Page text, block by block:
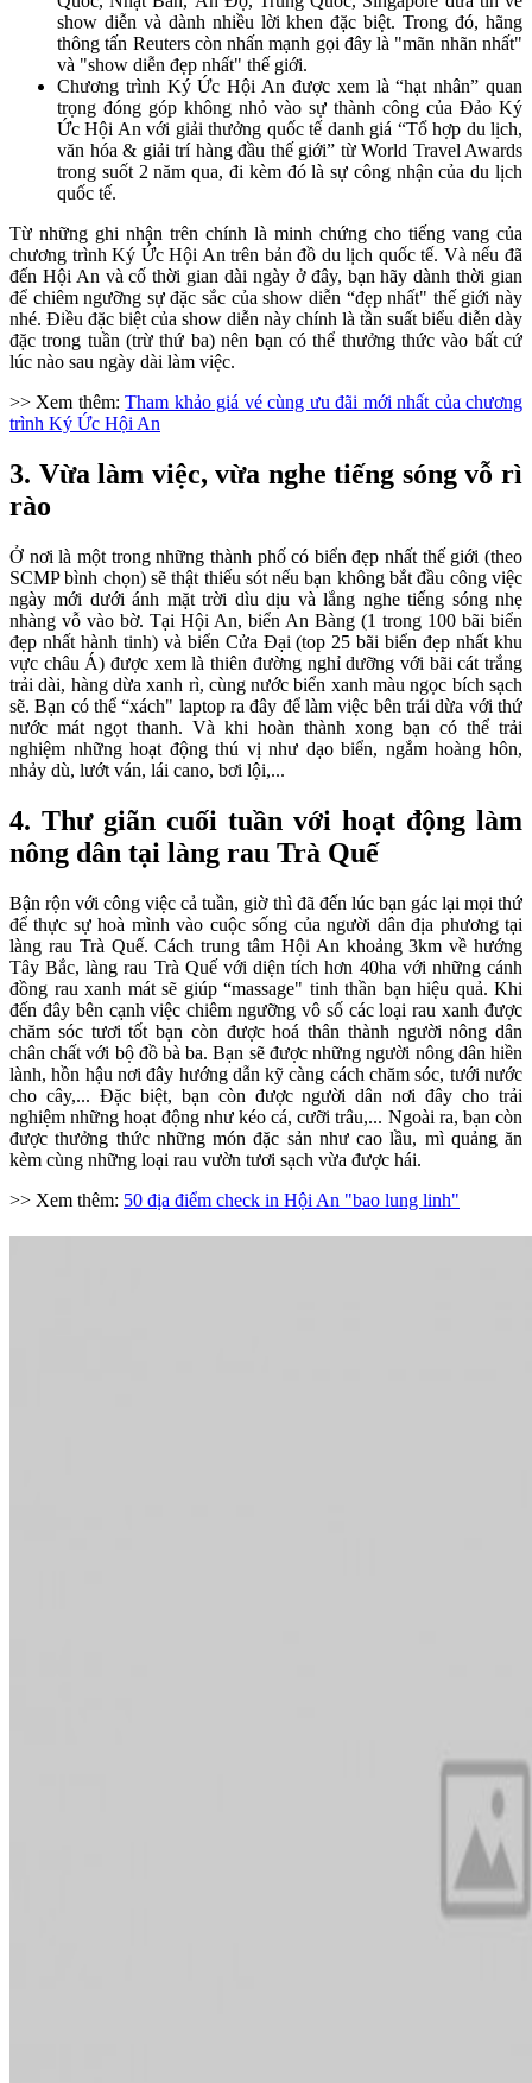
show diễn và dành nhiều lời khen đặc biệt. Trong đó, hãng
thông tấn Reuters còn nhấn mạnh gọi đây là "mãn nhãn nhất"
và "show diễn đẹp nhất" thế giới.
Chương trình Ký Ức Hội An được xem là “hạt nhân” quan
trọng đóng góp không nhỏ vào sự thành công của Đảo Ký
Ức Hội An với giải thưởng quốc tế danh giá “Tổ hợp du lịch,
văn hóa & giải trí hàng đầu thế giới” từ World Travel Awards
trong suốt 2 năm qua, đi kèm đó là sự công nhận của du lịch
quốc tế.
Từ những ghi nhận trên chính là minh chứng cho tiếng vang của
chương trình Ký Ức Hội An trên bản đồ du lịch quốc tế. Và nếu đã
đến Hội An và cố thời gian dài ngày ở đây, bạn hãy dành thời gian
để chiêm ngưỡng sự đặc sắc của show diễn “đẹp nhất" thế giới này
nhé. Điều đặc biệt của show diễn này chính là tần suất biểu diễn dày
đặc trong tuần (trừ thứ ba) nên bạn có thể thưởng thức vào bất cứ
lúc nào sau ngày dài làm việc.
>> Xem thêm:Tham khảo giá vé cùng ưu đãi mới nhất của chương
trình Ký Ức Hội An
3. Vừa làm việc, vừa nghe tiếng sóng vỗ rì
rào
Ở nơi là một trong những thành phố có biển đẹp nhất thế giới (theo
SCMP bình chọn) sẽ thật thiếu sót nếu bạn không bắt đầu công việc
ngày mới dưới ánh mặt trời dìu dịu và lắng nghe tiếng sóng nhẹ
nhàng vỗ vào bờ. Tại Hội An, biển An Bàng (1 trong 100 bãi biển
đẹp nhất hành tinh) và biển Cửa Đại (top 25 bãi biển đẹp nhất khu
vực châu Á) được xem là thiên đường nghỉ dưỡng với bãi cát trắng
trải dài, hàng dừa xanh rì, cùng nước biển xanh màu ngọc bích sạch
sẽ. Bạn có thể “xách" laptop ra đây để làm việc bên trái dừa với thứ
nước mát ngọt thanh. Và khi hoàn thành xong bạn có thể trải
nghiệm những hoạt động thú vị như dạo biển, ngắm hoàng hôn,
nhảy dù, lướt ván, lái cano, bơi lội,...
4. Thư giãn cuối tuần với hoạt động làm
nông dân tại làng rau Trà Quế
Bận rộn với công việc cả tuần, giờ thì đã đến lúc bạn gác lại mọi thứ
để thực sự hoà mình vào cuộc sống của người dân địa phương tại
làng rau Trà Quế. Cách trung tâm Hội An khoảng 3km về hướng
Tây Bắc, làng rau Trà Quế với diện tích hơn 40ha với những cánh
đồng rau xanh mát sẽ giúp “massage" tinh thần bạn hiệu quả. Khi
đến đây bên cạnh việc chiêm ngưỡng vô số các loại rau xanh được
chăm sóc tươi tốt bạn còn được hoá thân thành người nông dân
chân chất với bộ đồ bà ba. Bạn sẽ được những người nông dân hiền
lành, hồn hậu nơi đây hướng dẫn kỹ càng cách chăm sóc, tưới nước
cho cây,... Đặc biệt, bạn còn được người dân nơi đây cho trải
nghiệm những hoạt động như kéo cá, cưỡi trâu,... Ngoài ra, bạn còn
được thưởng thức những món đặc sản như cao lầu, mì quảng ăn
kèm cùng những loại rau vườn tươi sạch vừa được hái.
>> Xem thêm: 50 địa điểm check in Hội An "bao lung linh"